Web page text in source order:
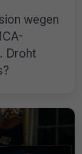
wegen
Droht